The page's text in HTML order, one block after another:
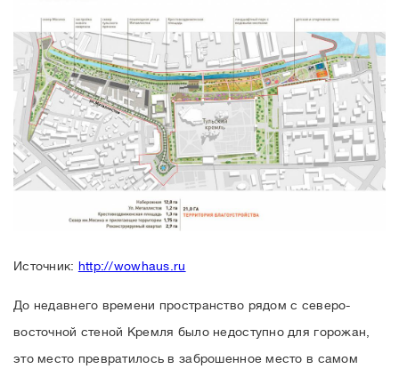
Источник: http://wowhaus.ru
До недавнего времени пространство рядом с северо-
восточной стеной Кремля было недоступно для горожан,
это место превратилось в заброшенное место в самом